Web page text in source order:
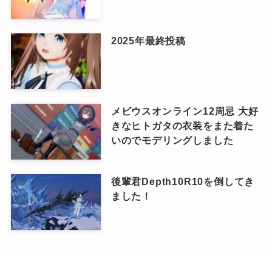
2025年最終投稿
メビウスオンライン12周忌 大好
きなヒトガタの衣装をまた着た
いのでモデリングしました
後輩君Depth10R10を倒してき
ました！